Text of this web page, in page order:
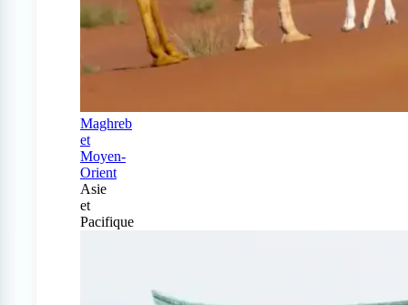
Maghreb
et
Moyen-
Orient
Asie
et
Pacifique